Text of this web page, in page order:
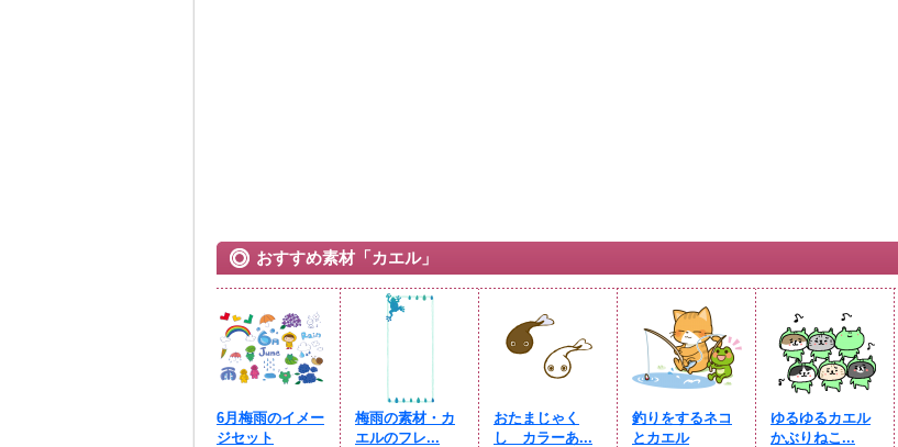
おすすめ素材「カエル」
6月梅雨のイメー
ジセット
梅雨の素材・カ
エルのフレ...
おたまじゃく
し カラーあ...
釣りをするネコ
とカエル
ゆるゆるカエル
かぶりねこ...